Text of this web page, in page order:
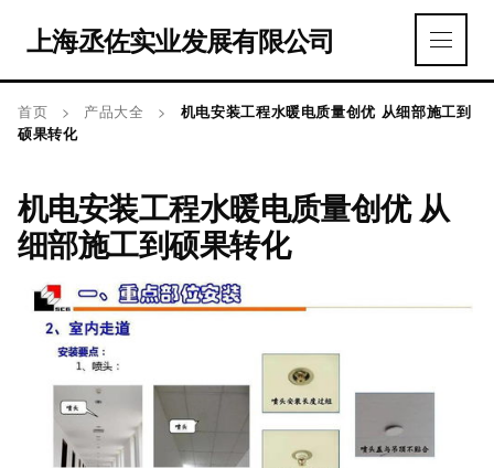
上海丞佐实业发展有限公司
首页 > 产品大全 >
机电安装工程水暖电质量创优 从细部施工到
硕果转化
机电安装工程水暖电质量创优 从
细部施工到硕果转化